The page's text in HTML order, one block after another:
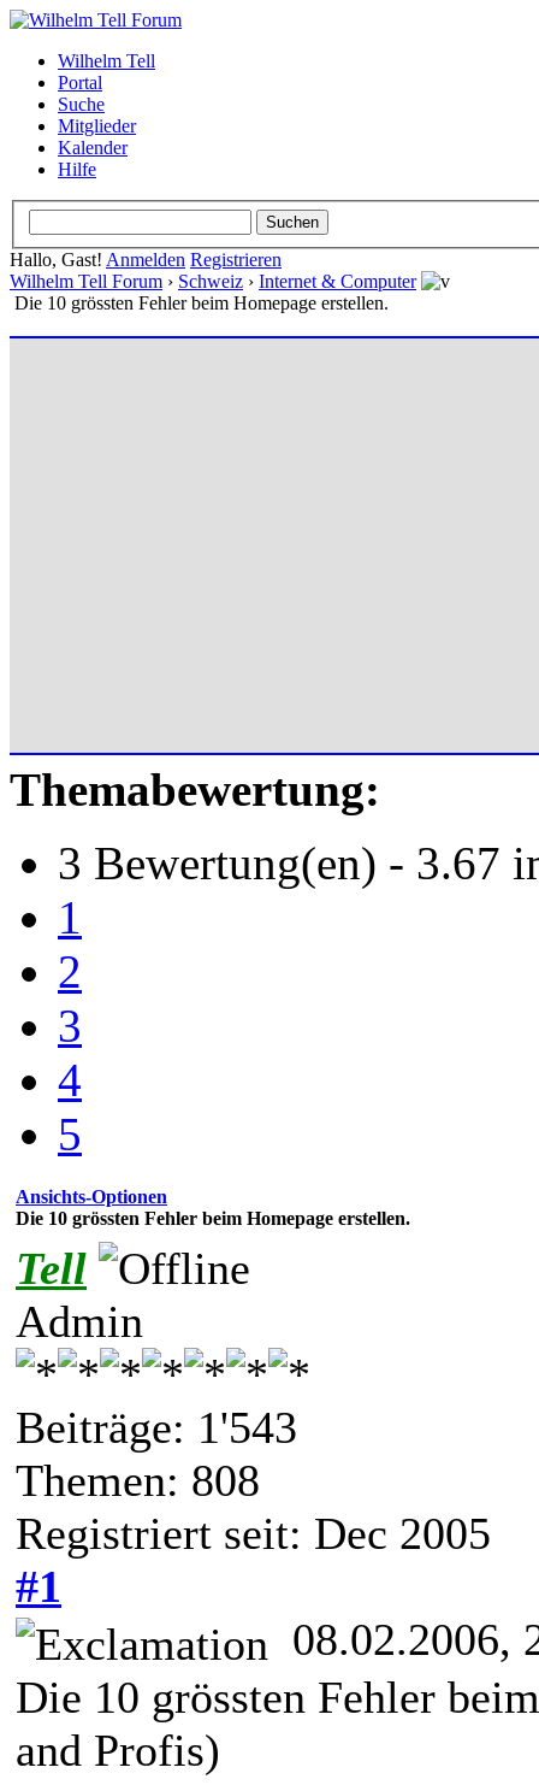
Wilhelm Tell
Portal
Suche
Mitglieder
Kalender
Hilfe
Hallo, Gast! Anmelden Registrieren
Wilhelm Tell Forum › Schweiz › Internet & Computer
Die 10 grössten Fehler beim Homepage erstellen.
Themabewertung:
3 Bewertung(en) - 3.67
1
2
3
4
5
Ansichts-Optionen
Die 10 grössten Fehler beim Homepage erstellen.
Tell
Admin
Beiträge: 1'543
Themen: 808
Registriert seit: Dec 2005
#1
08.02.2006,
Die 10 grössten Fehler
and Profis)